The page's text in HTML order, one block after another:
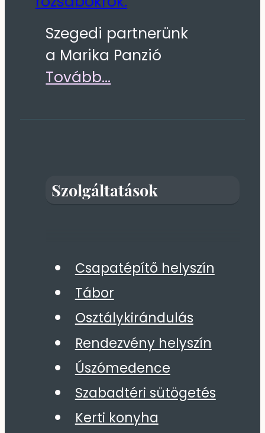
Szegedi partnerünk
a Marika Panzió
Tovább...
Szolgáltatások
Csapatépítő helyszín
Tábor
Osztálykirándulás
Rendezvény helyszín
Úszómedence
Szabadtéri sütögetés
Kerti konyha